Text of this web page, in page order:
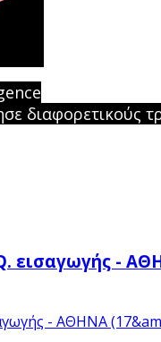
διαφορετικούς
εισαγωγής -